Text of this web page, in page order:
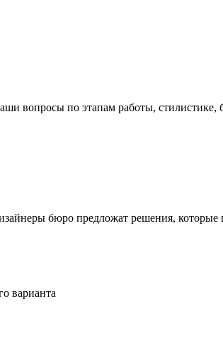
вопросы по этапам работы, стилистике,
бюро предложат решения, которые
варианта